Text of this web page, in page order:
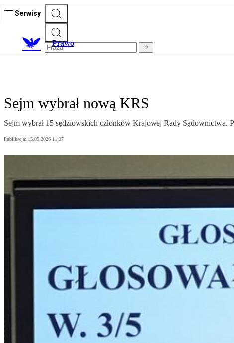
Serwisy
Prawo
Sejm wybrał nową KRS
Sejm wybrał 15 sędziowskich członków Krajowej Rady Sądownictwa.
Publikacja: 15.05.2026 11:37